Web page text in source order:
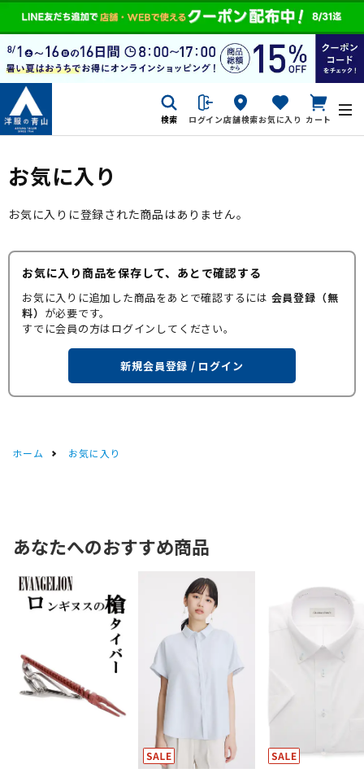
検索 ログイン店舗検索お気に入り カート
お気に入り
お気に入りに登録された商品はありません。
お気に入り商品を保存して、あとで確認する
お気に入りに追加した商品をあとで確認するには 会員登録（無
料） が必要です。
すでに会員の方はログインしてください。
新規会員登録 / ログイン
ホーム お気に入り